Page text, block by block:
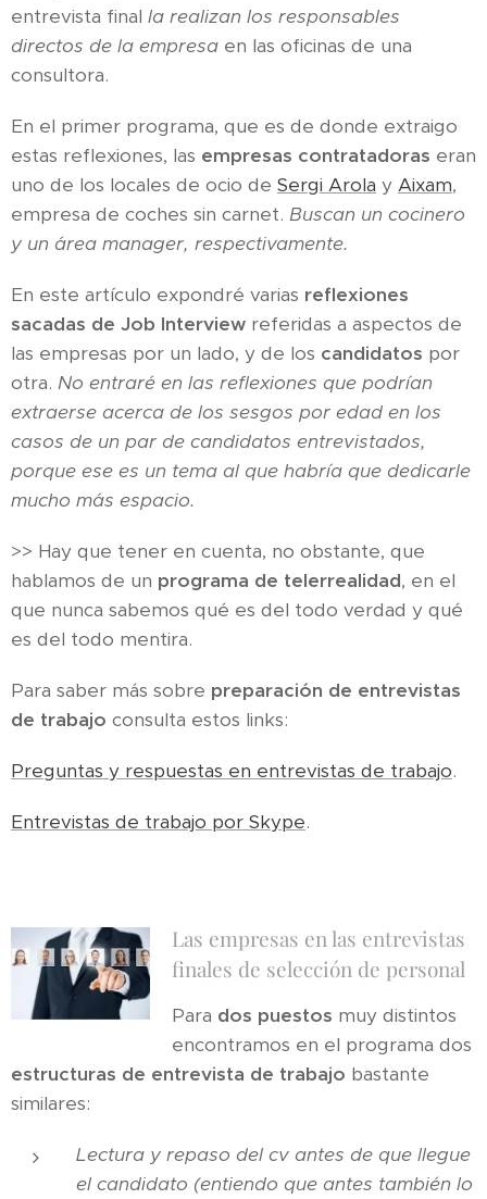
entrevista final la realizan los responsables
directos de la empresa en las oficinas de una
consultora.
En el primer programa, que es de donde extraigo
estas reflexiones, las empresas contratadoras eran
uno de los locales de ocio de Sergi Arola y Aixam,
empresa de coches sin carnet. Buscan un cocinero
y un área manager, respectivamente.
En este artículo expondré varias reflexiones
sacadas de Job Interview referidas a aspectos de
las empresas por un lado, y de los candidatos por
otra. No entraré en las reflexiones que podrían
extraerse acerca de los sesgos por edad en los
casos de un par de candidatos entrevistados,
porque ese es un tema al que habría que dedicarle
mucho más espacio.
>> Hay que tener en cuenta, no obstante, que
hablamos de un programa de telerrealidad, en el
que nunca sabemos qué es del todo verdad y qué
es del todo mentira.
Para saber más sobre preparación de entrevistas
de trabajo consulta estos links:
Preguntas y respuestas en entrevistas de trabajo.
Entrevistas de trabajo por Skype.
Las empresas en las entrevistas
finales de selección de personal
Para dos puestos muy distintos
encontramos en el programa dos
estructuras de entrevista de trabajo bastante
similares:
Lectura y repaso del cv antes de que llegue
el candidato (entiendo que antes también lo